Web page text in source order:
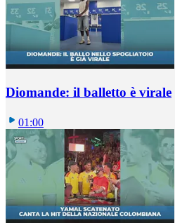
Diomande: il balletto è virale
01:00